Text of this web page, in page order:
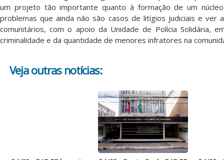
um projeto tão importante quanto à formação de um
problemas que ainda não são casos de litígios judiciais e
comunitários, com o apoio da Unidade de Polícia Solidária,
criminalidade e da quantidade de menores infratores na
Veja outras notícias: